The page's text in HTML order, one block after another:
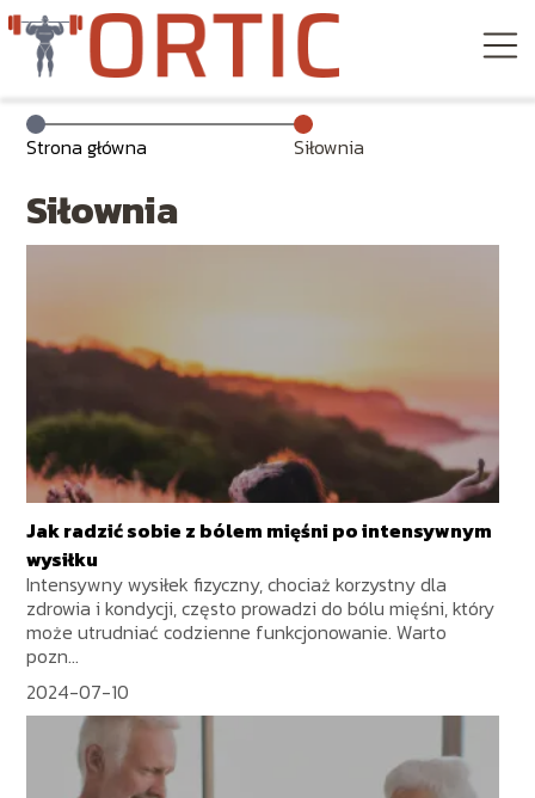
Strona główna Siłownia
Siłownia
Jak radzić sobie z bólem mięśni po intensywnym
wysiłku
Intensywny wysiłek fizyczny, chociaż korzystny dla
zdrowia i kondycji, często prowadzi do bólu mięśni, który
może utrudniać codzienne funkcjonowanie. Warto
pozn...
2024-07-10